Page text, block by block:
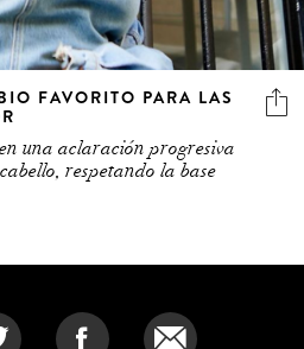
FAVORITO PARA LAS
una aclaración progresiva
respetando la base